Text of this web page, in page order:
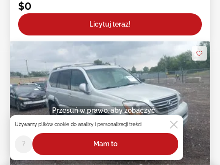
$0
Licytuj teraz!
Przesuń w prawo, aby zobaczyć
Używamy plików cookie do analizy i personalizacji treści
? Mam to